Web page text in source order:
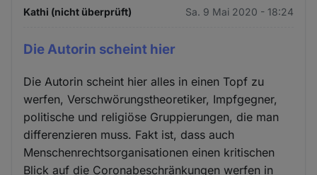
Kathi (nicht überprüft) Sa. 9 Mai 2020 - 18:24
Die Autorin scheint hier
Die Autorin scheint hier alles in einen Topf zu
werfen, Verschwörungstheoretiker, Impfgegner,
politische und religiöse Gruppierungen, die man
differenzieren muss. Fakt ist, dass auch
Menschenrechtsorganisationen einen kritischen
Blick auf die Coronabeschränkungen werfen in